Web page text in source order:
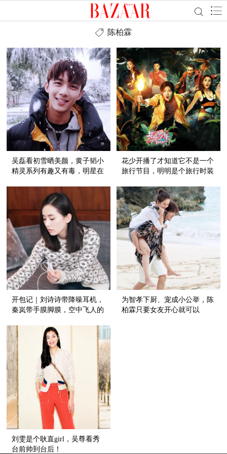
陈柏霖
吴磊看初雪晒美颜，黄子韬小
精灵系列有趣又有毒，明星在
花少开播了才知道它不是一个
旅行节目，明明是个旅行时装
开包记｜刘诗诗带降噪耳机，
秦岚带手膜脚膜，空中飞人的
为智孝下厨、宠成小公举，陈
柏霖只要女友开心就可以
刘雯是个耿直girl，吴尊看秀
台前帅到台后！